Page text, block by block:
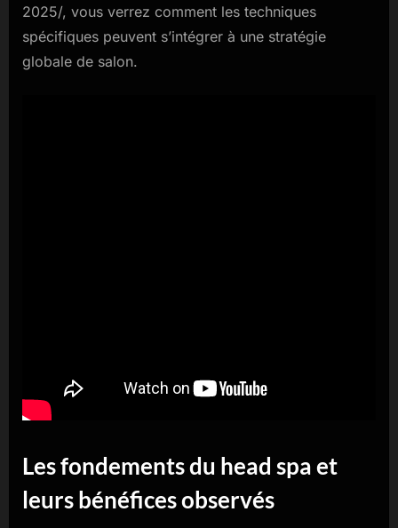
2025/, vous verrez comment les techniques
spécifiques peuvent s’intégrer à une stratégie
globale de salon.
Les fondements du head spa et
leurs bénéfices observés